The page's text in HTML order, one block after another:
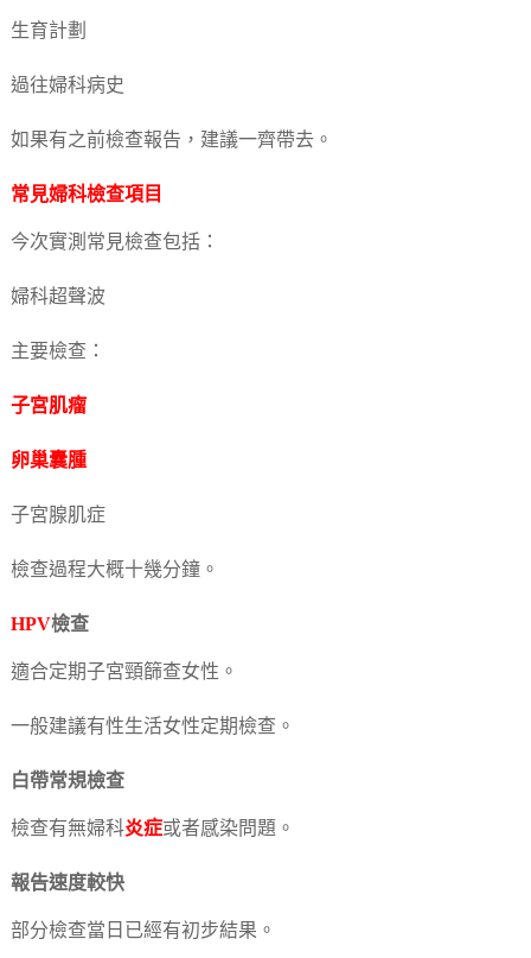
生育計劃
過往婦科病史
如果有之前檢查報告，建議一齊帶去。
常見婦科檢查項目
今次實測常見檢查包括：
婦科超聲波
主要檢查：
子宮肌瘤
卵巢囊腫
子宮腺肌症
檢查過程大概十幾分鐘。
HPV檢查
適合定期子宮頸篩查女性。
一般建議有性生活女性定期檢查。
白帶常規檢查
檢查有無婦科炎症或者感染問題。
報告速度較快
部分檢查當日已經有初步結果。